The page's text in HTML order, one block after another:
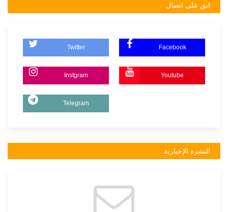
ابق على اتصال
Twitter Facebook
Instgram Youtube
Telegram
النشرة الإخبارية